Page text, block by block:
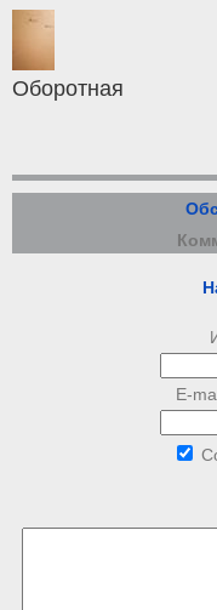
Оборотная
E-